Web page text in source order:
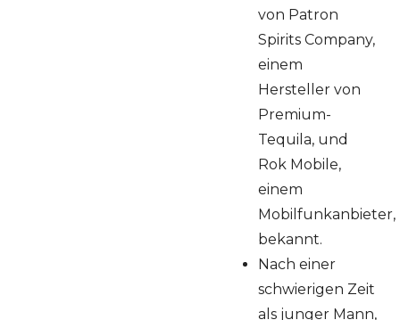
von Patron
Spirits Company,
einem
Hersteller von
Premium-
Tequila, und
Rok Mobile,
einem
Mobilfunkanbieter,
bekannt.
Nach einer
schwierigen Zeit
als junger Mann,